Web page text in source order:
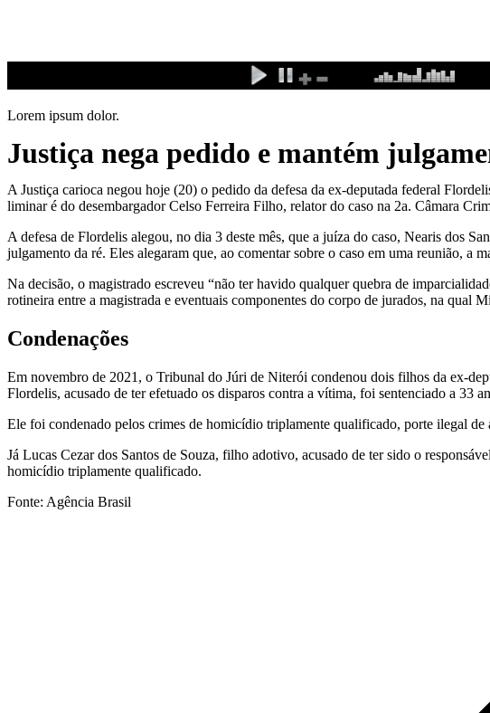
conteúdo
Lorem ipsum dolor.
Justiça nega pedido e mantém
A Justiça carioca negou hoje (20) o pedido da defesa da ex-deputada federal
liminar é do desembargador Celso Ferreira Filho, relator do caso na 2a. Câmara
A defesa de Flordelis alegou, no dia 3 deste mês, que a juíza do caso, Nearis dos
julgamento da ré. Eles alegaram que, ao comentar sobre o caso em uma reunião, a
Na decisão, o magistrado escreveu “não ter havido qualquer quebra de
rotineira entre a magistrada e eventuais componentes do corpo de jurados, na qual
Condenações
Em novembro de 2021, o Tribunal do Júri de Niterói condenou dois filhos da ex-
Flordelis, acusado de ter efetuado os disparos contra a vítima, foi sentenciado a 33
Ele foi condenado pelos crimes de homicídio triplamente qualificado, porte ilegal
Já Lucas Cezar dos Santos de Souza, filho adotivo, acusado de ter sido o
homicídio triplamente qualificado.
Fonte: Agência Brasil